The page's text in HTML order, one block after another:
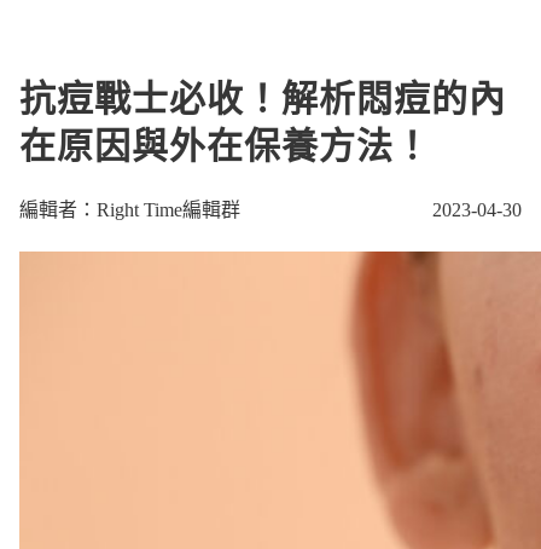
抗痘戰士必收！解析悶痘的內
在原因與外在保養方法！
編輯者：Right Time編輯群 2023-04-30